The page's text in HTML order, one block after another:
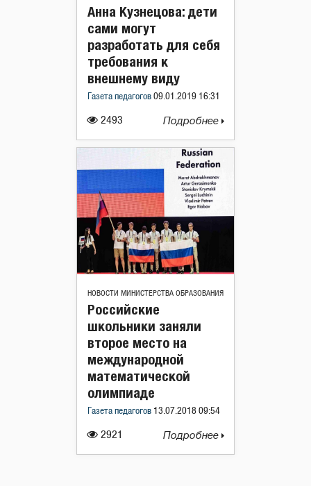
2493
Анна Кузнецова: дети
сами могут
разработать для себя
требования к
внешнему виду
Газета педагогов 09.01.2019 16:31
Подробнее
НОВОСТИ МИНИСТЕРСТВА ОБРАЗОВАНИЯ
2921
Российские
школьники заняли
второе место на
международной
математической
олимпиаде
Газета педагогов 13.07.2018 09:54
Подробнее